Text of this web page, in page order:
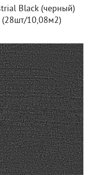
Black (черный)
(28шт/10,08м2)